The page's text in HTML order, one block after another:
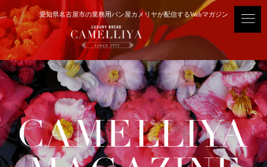
愛知県名古屋市の業務用パン屋カメリヤが配信するWebマガジン